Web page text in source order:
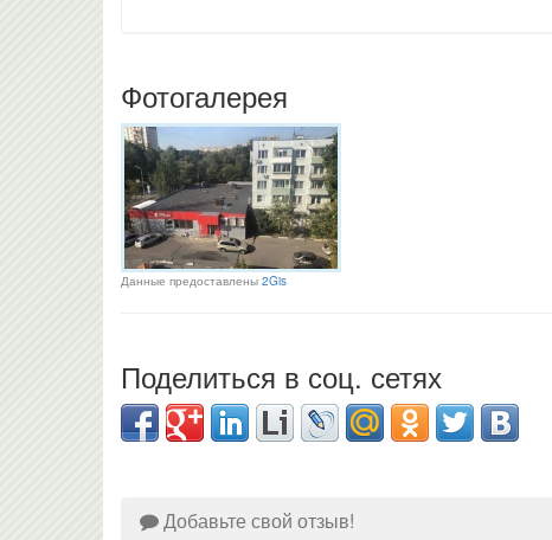
Фотогалерея
Данные предоставлены 2Gis
Поделиться в соц. сетях
Добавьте свой отзыв!